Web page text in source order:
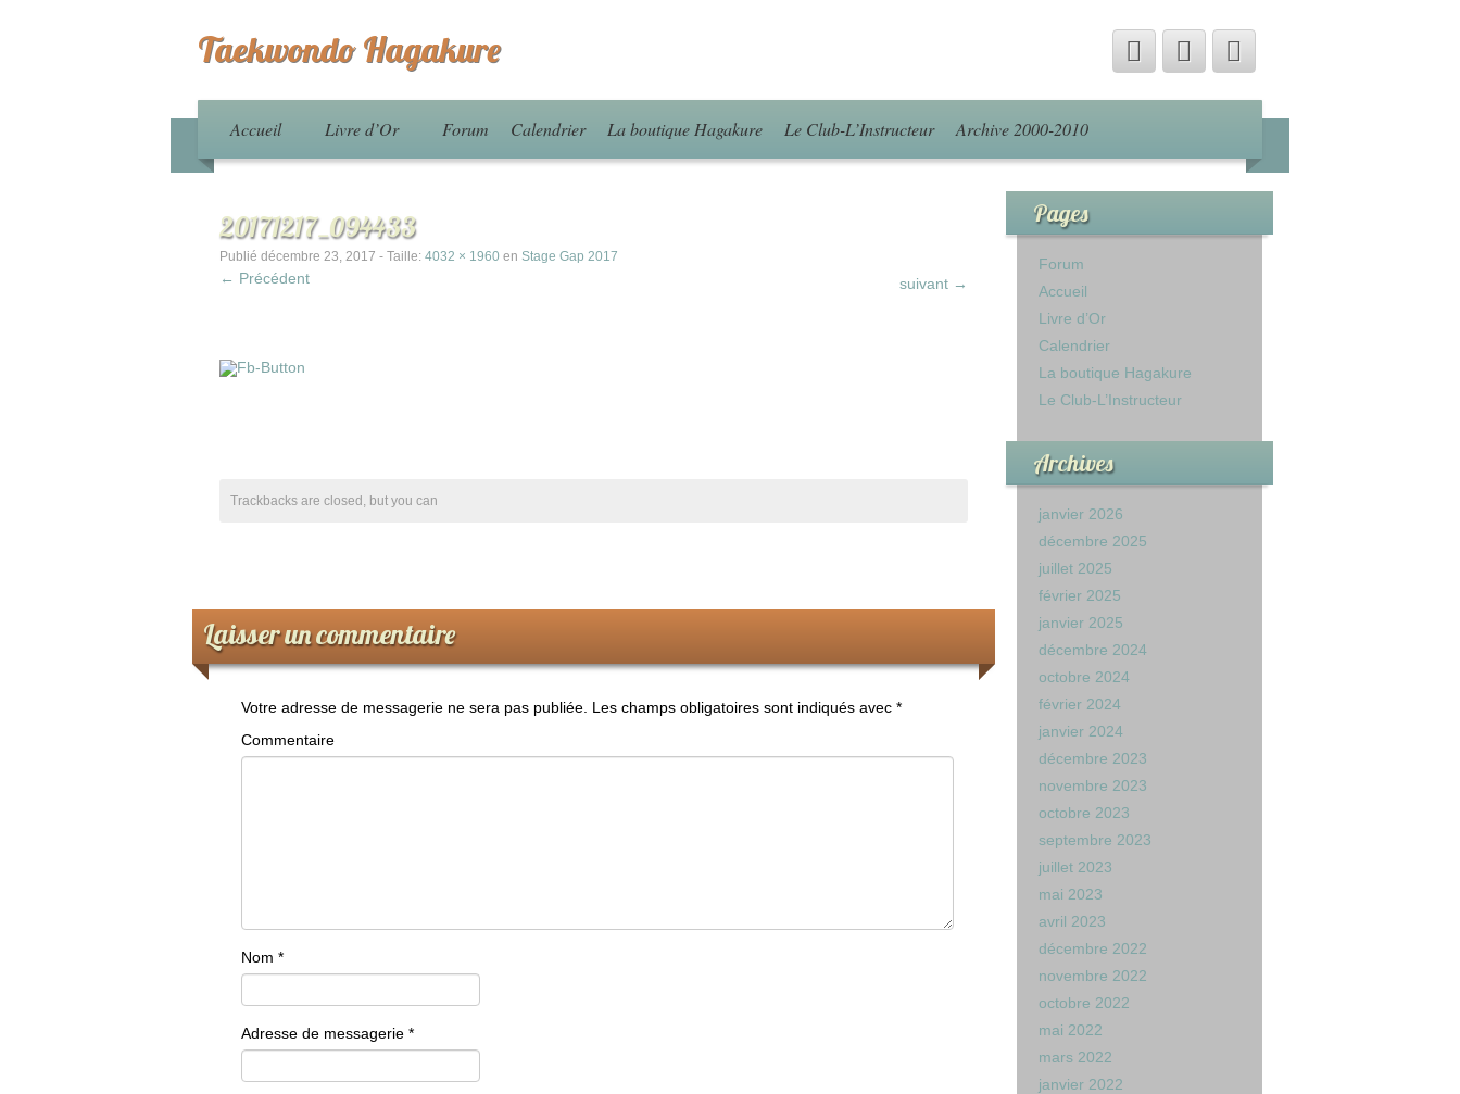
Taekwondo Hagakure
Accueil Livre d’Or Forum Calendrier La boutique Hagakure Le Club-L’Instructeur Archive 2000-2010
20171217_094433
Publié décembre 23, 2017 - Taille: 4032 × 1960 en Stage Gap 2017
← Précédent suivant →
Trackbacks are closed, but you can
Laisser un commentaire
Votre adresse de messagerie ne sera pas publiée. Les champs obligatoires sont indiqués avec *
Commentaire
Nom *
Adresse de messagerie *
Pages
Forum
Accueil
Livre d’Or
Calendrier
La boutique Hagakure
Le Club-L’Instructeur
Archives
janvier 2026
décembre 2025
juillet 2025
février 2025
janvier 2025
décembre 2024
octobre 2024
février 2024
janvier 2024
décembre 2023
novembre 2023
octobre 2023
septembre 2023
juillet 2023
mai 2023
avril 2023
décembre 2022
novembre 2022
octobre 2022
mai 2022
mars 2022
janvier 2022